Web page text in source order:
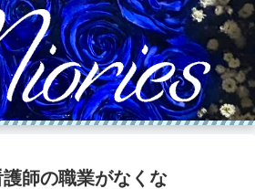
護師の職業がなくな